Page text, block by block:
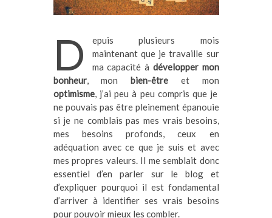
D
epuis plusieurs mois
maintenant que je travaille sur
ma capacité à développer mon
bonheur, mon bien-être et mon
optimisme, j’ai peu à peu compris que je
ne pouvais pas être pleinement épanouie
si je ne comblais pas mes vrais besoins,
mes besoins profonds, ceux en
adéquation avec ce que je suis et avec
mes propres valeurs. Il me semblait donc
essentiel d’en parler sur le blog et
d’expliquer pourquoi il est fondamental
d’arriver à identifier ses vrais besoins
pour pouvoir mieux les combler.